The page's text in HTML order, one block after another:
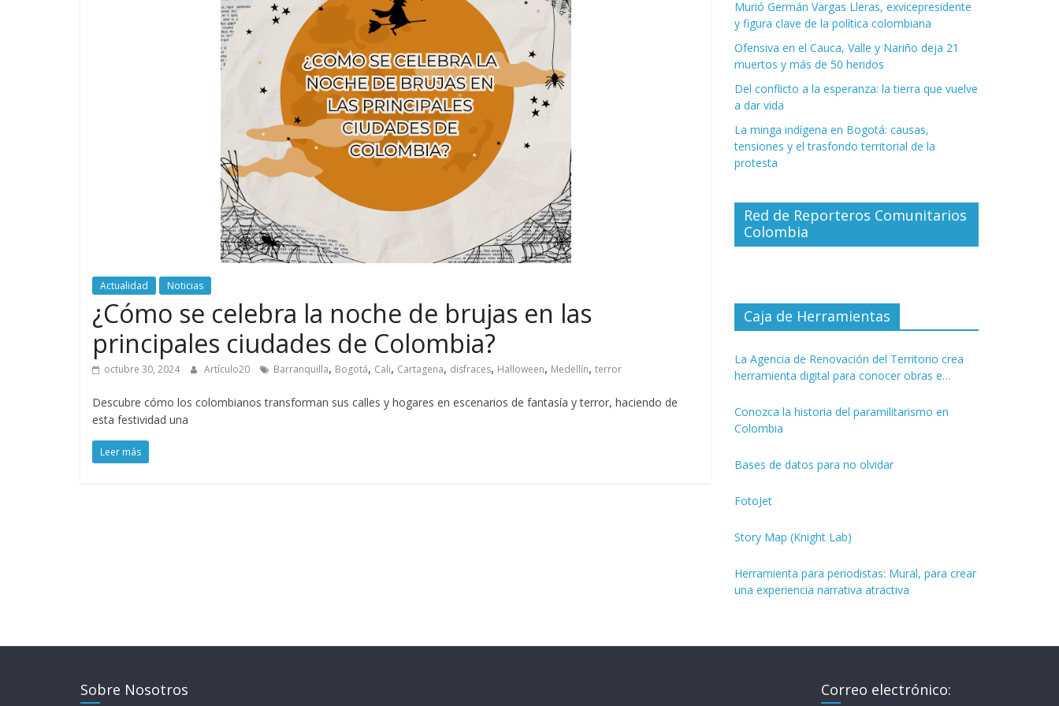
Actualidad Noticias
¿Cómo se celebra la noche de brujas en las
principales ciudades de Colombia?
octubre 30, 2024 Artículo20 Barranquilla, Bogotá, Cali, Cartagena, disfraces, Halloween, Medellín, terror
Descubre cómo los colombianos transforman sus calles y hogares en escenarios de fantasía y terror, haciendo de
esta festividad una
Leer más
Murió Germán Vargas Lleras, exvicepresidente
y figura clave de la política colombiana
Ofensiva en el Cauca, Valle y Nariño deja 21
muertos y más de 50 heridos
Del conflicto a la esperanza: la tierra que vuelve
a dar vida
La minga indígena en Bogotá: causas,
tensiones y el trasfondo territorial de la
protesta
Red de Reporteros Comunitarios
Colombia
Caja de Herramientas
La Agencia de Renovación del Territorio crea
herramienta digital para conocer obras e
Conozca la historia del paramilitarismo en
Colombia
Bases de datos para no olvidar
FotoJet
Story Map (Knight Lab)
Herramienta para periodistas: Mural, para crear
una experiencia narrativa atractiva
Sobre Nosotros Correo electrónico: